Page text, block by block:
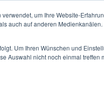
um Ihre Website-
auch auf anderen
Um Ihren Wünschen und
Auswahl nicht noch einmal treffen